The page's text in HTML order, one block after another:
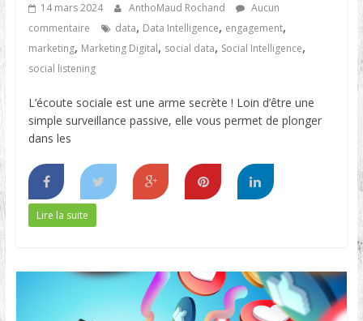
14 mars 2024 AnthoMaud Rochand
Aucun
commentaire
data, Data Intelligence, engagement,
marketing, Marketing Digital, social data, Social Intelligence,
social listening
L’écoute sociale est une arme secrète ! Loin d’être une
simple surveillance passive, elle vous permet de plonger
dans les
Lire la suite